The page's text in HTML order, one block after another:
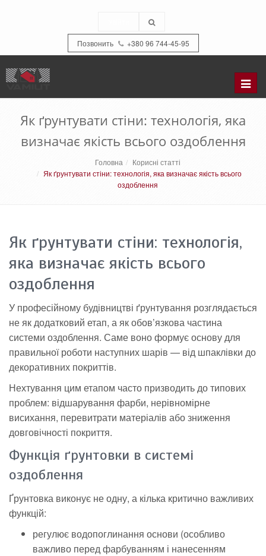
Позвонить +380 96 744-45-95
Refer
to
Як ґрунтувати стіни: технологія, яка
визначає якість всього оздоблення
Головна
Корисні статті
Як ґрунтувати стіни: технологія, яка визначає якість всього
оздоблення
Як ґрунтувати стіни: технологія,
яка визначає якість всього
оздоблення
У професійному будівництві ґрунтування розглядається
не як додатковий етап, а як обов’язкова частина
системи оздоблення. Саме воно формує основу для
правильної роботи наступних шарів — від шпаклівки до
декоративних покриттів.
Нехтування цим етапом часто призводить до типових
проблем: відшарування фарби, нерівномірне
висихання, перевитрати матеріалів або зниження
довговічності покриття.
Функція ґрунтовки в системі
оздоблення
Ґрунтовка виконує не одну, а кілька критично важливих
функцій:
регулює водопоглинання основи (особливо
важливо перед фарбуванням і нанесенням